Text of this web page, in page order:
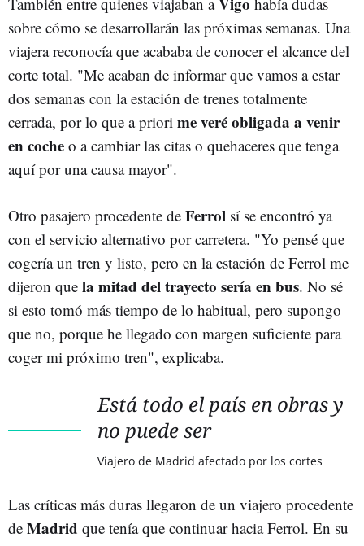
sobre cómo se desarrollarán las próximas semanas. Una
viajera reconocía que acababa de conocer el alcance del
corte total. "Me acaban de informar que vamos a estar
dos semanas con la estación de trenes totalmente
cerrada, por lo que a priori me veré obligada a venir
en coche o a cambiar las citas o quehaceres que tenga
aquí por una causa mayor".
Otro pasajero procedente de Ferrol sí se encontró ya
con el servicio alternativo por carretera. "Yo pensé que
cogería un tren y listo, pero en la estación de Ferrol me
dijeron que la mitad del trayecto sería en bus. No sé
si esto tomó más tiempo de lo habitual, pero supongo
que no, porque he llegado con margen suficiente para
coger mi próximo tren", explicaba.
Está todo el país en obras y
no puede ser
Viajero de Madrid afectado por los cortes
Las críticas más duras llegaron de un viajero procedente
de Madrid que tenía que continuar hacia Ferrol. En su